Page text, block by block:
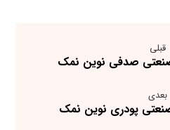
قبلی
صدفی نوین نمک
بعدی
پودری نوین نمک